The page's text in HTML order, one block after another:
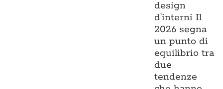
design
d’interni Il
2026 segna
un punto di
equilibrio tra
due
tendenze